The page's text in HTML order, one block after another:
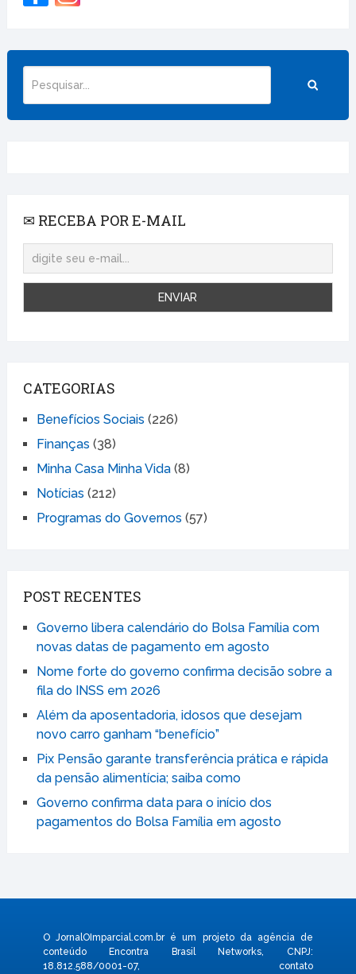
✉ RECEBA POR E-MAIL
CATEGORIAS
Benefícios Sociais (226)
Finanças (38)
Minha Casa Minha Vida(8)
Notícias (212)
Programas do Governos (57)
POST RECENTES
Governo libera calendário do Bolsa Família com
novas datas de pagamento em agosto
Nome forte do governo confirma decisão sobre a
fila do INSS em 2026
Além da aposentadoria, idosos que desejam
novo carro ganham “benefício”
Pix Pensão garante transferência prática e rápida
da pensão alimentícia; saiba como
Governo confirma data para o início dos
pagamentos do Bolsa Família em agosto
O JornalOImparcial.com.br é um projeto da agência de
conteúdo Encontra Brasil Networks, CNPJ:
18.812.588/0001-07, contato